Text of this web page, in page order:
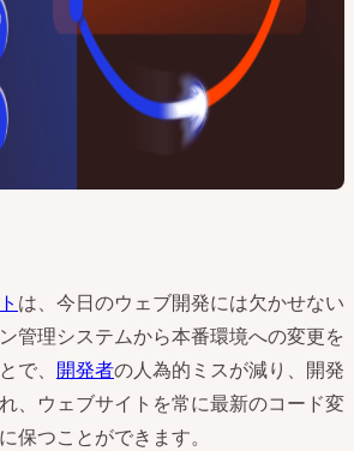
は、今日のウェブ開発には欠かせない
管理システムから本番環境への変更を
で、 開発者の人為的ミスが減り、開発
、ウェブサイトを常に最新のコード変
保つことができます。